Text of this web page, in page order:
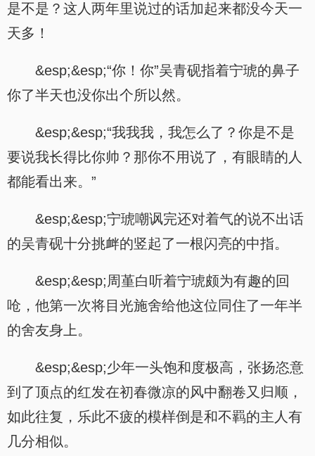
是不是？这人两年里说过的话加起来都没今天一
天多！
&esp;&esp;“你！你”吴青砚指着宁琥的鼻子
你了半天也没你出个所以然。
&esp;&esp;“我我我，我怎么了？你是不是
要说我长得比你帅？那你不用说了，有眼睛的人
都能看出来。”
&esp;&esp;宁琥嘲讽完还对着气的说不出话
的吴青砚十分挑衅的竖起了一根闪亮的中指。
&esp;&esp;周堇白听着宁琥颇为有趣的回
呛，他第一次将目光施舍给他这位同住了一年半
的舍友身上。
&esp;&esp;少年一头饱和度极高，张扬恣意
到了顶点的红发在初春微凉的风中翻卷又归顺，
如此往复，乐此不疲的模样倒是和不羁的主人有
几分相似。